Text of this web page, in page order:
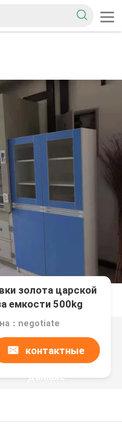
золота царской
емкости 500kg
：negotiate
контактные
данные